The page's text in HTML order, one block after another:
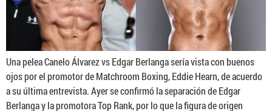
Una pelea Canelo Álvarez vs Edgar Berlanga sería vista con buenos
ojos por el promotor de Matchroom Boxing, Eddie Hearn, de acuerdo
a su última entrevista. Ayer se confirmó la separación de Edgar
Berlanga y la promotora Top Rank, por lo que la figura de origen